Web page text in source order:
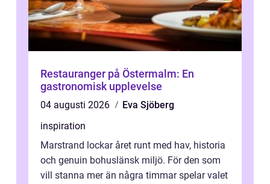
Restauranger på Östermalm: En
gastronomisk upplevelse
04 augusti 2026
Eva Sjöberg
inspiration
Marstrand lockar året runt med hav, historia
och genuin bohuslänsk miljö. För den som
vill stanna mer än några timmar spelar valet